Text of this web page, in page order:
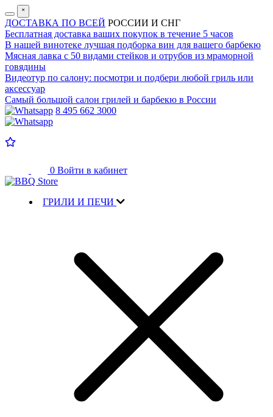
˟
ДОСТАВКА ПО ВСЕЙ РОССИИ И СНГ
Бесплатная доставка ваших покупок в течение 5 часов
В нашей винотеке лучшая подборка вин для вашего барбекю
Мясная лавка с 50 видами стейков и отрубов из мраморной
говядины
Видеотур по салону: посмотри и подбери любой гриль или
аксессуар
Самый большой салон грилей и барбекю в России
8 495 662 3000
0 Войти в кабинет
ГРИЛИ И ПЕЧИ